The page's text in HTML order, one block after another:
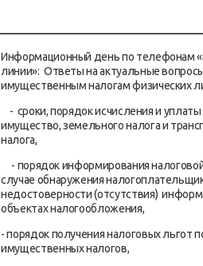
Информационный день по телефонам
линии»: Ответы на актуальные
имущественным налогам физических
- сроки, порядок исчисления и уплаты
имущество, земельного налога и
налога,
- порядок информирования
случае обнаружения
недостоверности (отсутствия)
объектах налогообложения,
- порядок получения налоговых льгот
имущественных налогов,